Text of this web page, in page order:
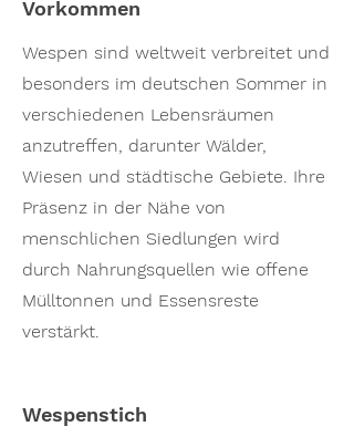
Vorkommen
Wespen sind weltweit verbreitet und
besonders im deutschen Sommer in
verschiedenen Lebensräumen
anzutreffen, darunter Wälder,
Wiesen und städtische Gebiete. Ihre
Präsenz in der Nähe von
menschlichen Siedlungen wird
durch Nahrungsquellen wie offene
Mülltonnen und Essensreste
verstärkt.
Wespenstich